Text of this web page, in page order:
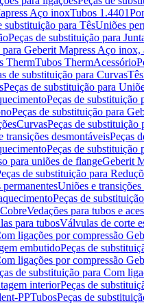
Aço inoxTubos 1.4401
substituição para TêsUniões
Peças de substituição para
para Geberit Mapress Aço inox,
ThermTubos ThermAcessório
de substituição para CurvasTês
Peças de substituição para
Peças de substituição
Peças de substituição para
CurvasPeças de substituição
transições desmontáveisPeças
Peças de substituição
para uniões de flangeGeberit
de substituição para
Uniões e
Peças de
Vedações para tubos e
para tubosVálvulas de corte
ligações por compressão
embutidoPeças de
ligações por compressão
de substituição para Com
interiorPeças de
PPTubosPeças de